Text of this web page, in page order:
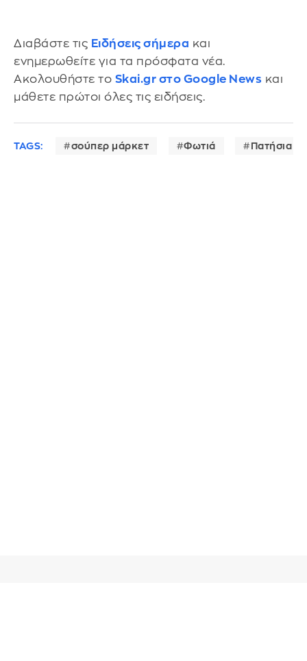
Διαβάστε τις Ειδήσεις σήμερα και
ενημερωθείτε για τα πρόσφατα νέα.
Ακολουθήστε το Skai.gr στο Google News και
μάθετε πρώτοι όλες τις ειδήσεις.
TAGS: σούπερ μάρκετ Φωτιά Πατήσια